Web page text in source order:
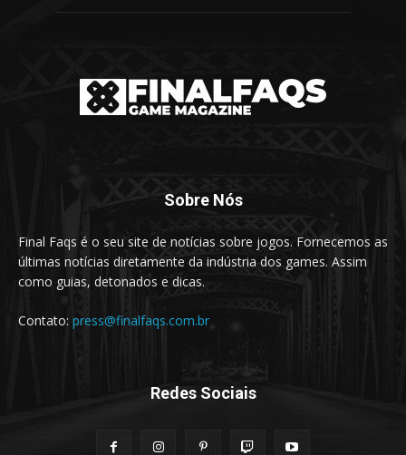
Sobre Nós
Final Faqs é o seu site de notícias sobre jogos. Fornecemos as
últimas notícias diretamente da indústria dos games. Assim
como guias, detonados e dicas.
Contato: press@finalfaqs.com.br
Redes Sociais